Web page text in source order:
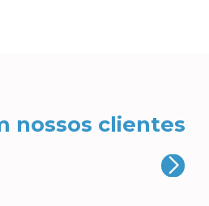
nossos clientes